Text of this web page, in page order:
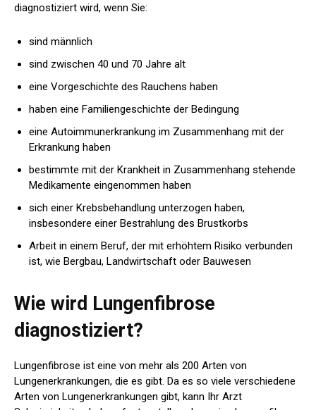
diagnostiziert wird, wenn Sie:
sind männlich
sind zwischen 40 und 70 Jahre alt
eine Vorgeschichte des Rauchens haben
haben eine Familiengeschichte der Bedingung
eine Autoimmunerkrankung im Zusammenhang mit der
Erkrankung haben
bestimmte mit der Krankheit in Zusammenhang stehende
Medikamente eingenommen haben
sich einer Krebsbehandlung unterzogen haben,
insbesondere einer Bestrahlung des Brustkorbs
Arbeit in einem Beruf, der mit erhöhtem Risiko verbunden
ist, wie Bergbau, Landwirtschaft oder Bauwesen
Wie wird Lungenfibrose
diagnostiziert?
Lungenfibrose ist eine von mehr als 200 Arten von
Lungenerkrankungen, die es gibt. Da es so viele verschiedene
Arten von Lungenerkrankungen gibt, kann Ihr Arzt